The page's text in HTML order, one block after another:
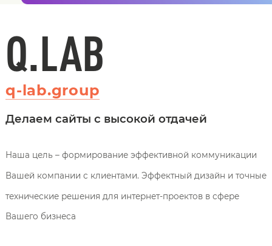
Q.LAB
q-lab.group
Делаем сайты с высокой отдачей
Наша цель – формирование эффективной коммуникации
Вашей компании с клиентами. Эффектный дизайн и точные
технические решения для интернет-проектов в сфере
Вашего бизнеса